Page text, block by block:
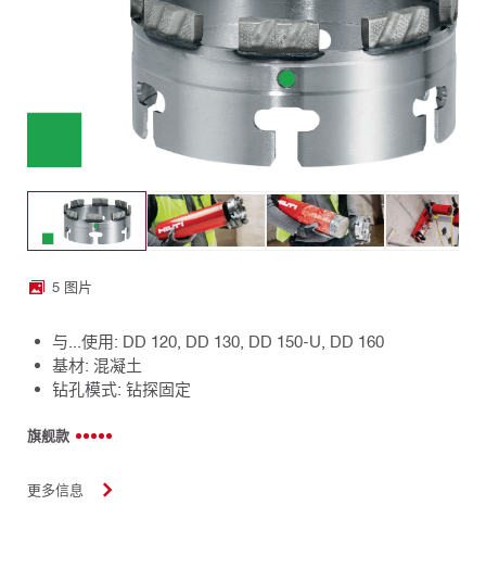
5 图片
与...使用: DD 120, DD 130, DD 150-U, DD 160
基材: 混凝土
钻孔模式: 钻探固定
旗舰款
更多信息